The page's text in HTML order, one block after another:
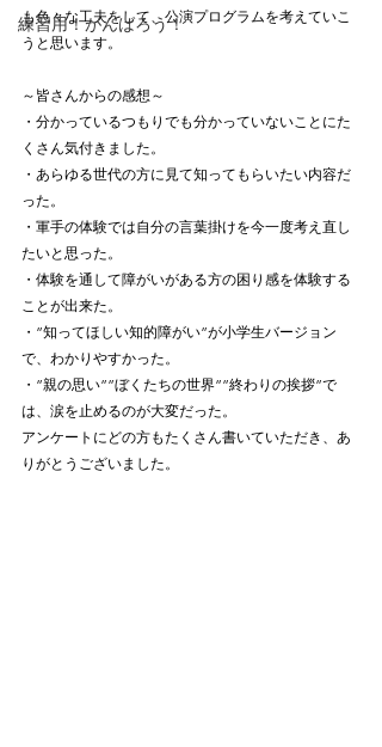
練習用！がんばろう！
も色々な工夫をして、公演プログラムを考えていこ
うと思います。
～皆さんからの感想～
・分かっているつもりでも分かっていないことにた
くさん気付きました。
・あらゆる世代の方に見て知ってもらいたい内容だ
った。
・軍手の体験では自分の言葉掛けを今一度考え直し
たいと思った。
・体験を通して障がいがある方の困り感を体験する
ことが出来た。
・”知ってほしい知的障がい”が小学生バージョン
で、わかりやすかった。
・”親の思い””ぼくたちの世界””終わりの挨拶”で
は、涙を止めるのが大変だった。
アンケートにどの方もたくさん書いていただき、あ
りがとうございました。